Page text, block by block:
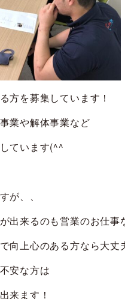
方を募集しています！
業や解体事業など
ています(^^
が、、
出来るのも営業のお仕事
向上心のある方なら大
安な方は
来ます！